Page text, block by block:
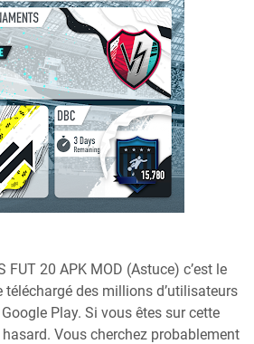
FUT 20 APK MOD (Astuce) c’est le
téléchargé des millions d’utilisateurs
Play. Si vous êtes sur cette
Vous cherchez probablement